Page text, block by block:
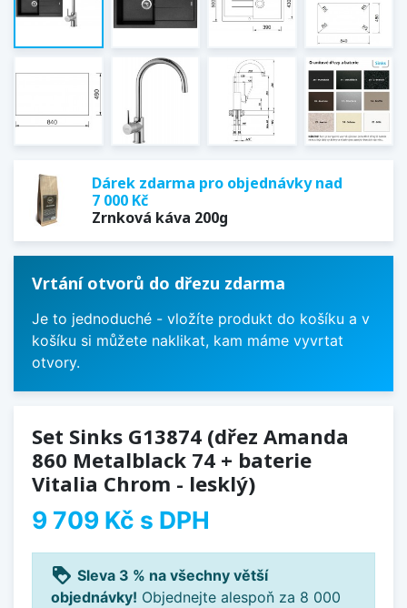
Dárek zdarma pro objednávky nad
7 000 Kč
Zrnková káva 200g
Vrtání otvorů do dřezu zdarma
Je to jednoduché - vložíte produkt do košíku a v
košíku si můžete naklikat, kam máme vyvrtat
otvory.
Set Sinks G13874 (dřez Amanda
860 Metalblack 74 + baterie
Vitalia Chrom - lesklý)
9 709 Kč s DPH
loyalty Sleva 3 % na všechny větší
objednávky! Objednejte alespoň za 8 000